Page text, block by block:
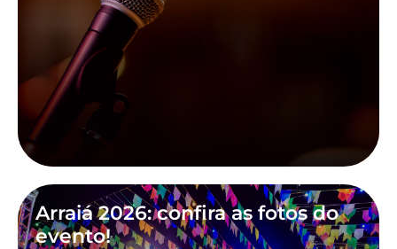
Arraiá 2026: confira as fotos do
evento!